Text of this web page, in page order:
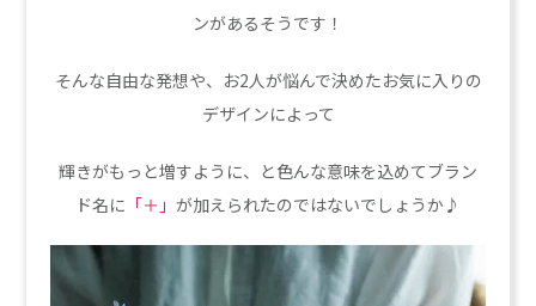
ンがあるそうです！
そんな自由な発想や、お2人が悩んで決めたお気に入りの
デザインによって
輝きがもっと増すように、と色んな意味を込めてブラン
ド名に 「＋」 が加えられたのではないでしょうか♪